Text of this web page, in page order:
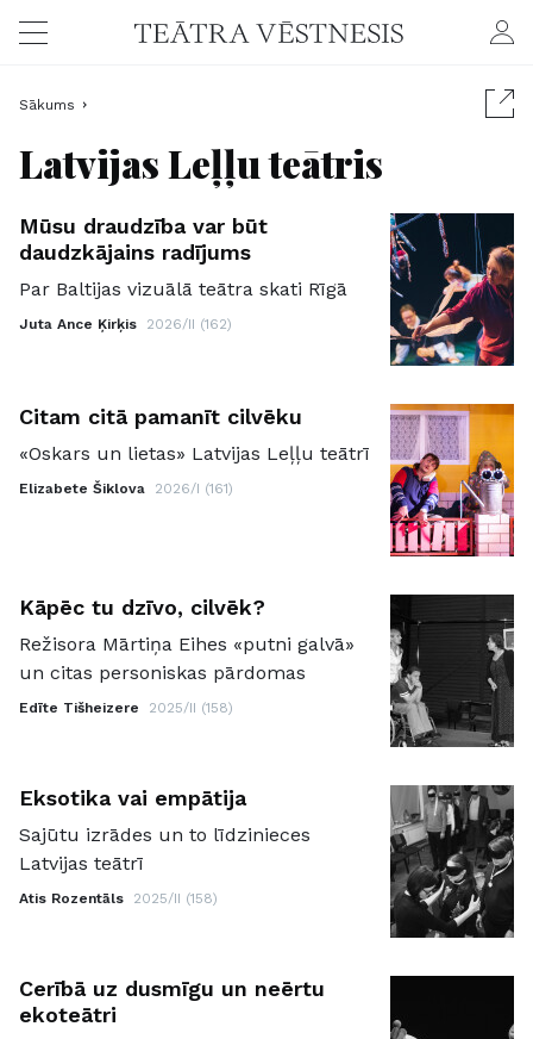
Sākums
Latvijas Leļļu teātris
Mūsu draudzība var būt
daudzkājains radījums
Par Baltijas vizuālā teātra skati Rīgā
Juta Ance Ķirķis 2026/II (162)
Citam citā pamanīt cilvēku
«Oskars un lietas» Latvijas Leļļu teātrī
Elizabete Šiklova 2026/I (161)
Kāpēc tu dzīvo, cilvēk?
Režisora Mārtiņa Eihes «putni galvā»
un citas personiskas pārdomas
Edīte Tišheizere 2025/II (158)
Eksotika vai empātija
Sajūtu izrādes un to līdzinieces
Latvijas teātrī
Atis Rozentāls 2025/II (158)
Cerībā uz dusmīgu un neērtu
ekoteātri